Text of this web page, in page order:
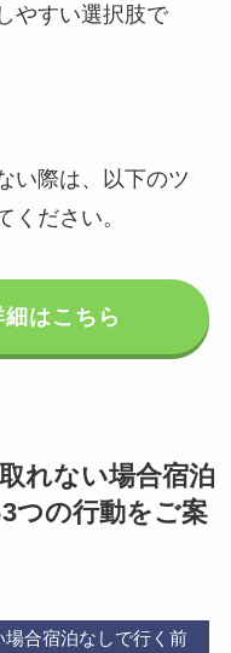
やすい選択肢で
い際は、以下のツ
ください。
はこちら
れない場合宿泊
つの行動をご案
合宿泊なしで行く前